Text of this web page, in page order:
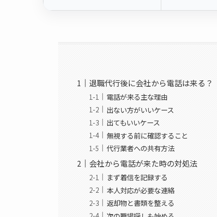
退職代行後に会社から電話は来る？
電話が来る主な理由
出ない方がいいケース
出てもいいケース
無視する前に確認すること
代行業者への共有方法
会社から電話が来た時の対処法
まず着信を記録する
本人対応が必要な連絡
返却物と書類を整える